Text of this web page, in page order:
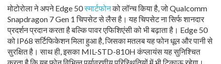
मोटोरोला ने अपने Edge 50स्मार्टफोनको लॉन्च किया है, जो Qualcomm
Snapdragon 7 Gen 1 चिपसेट से लैस है। यह चिपसेट ना सिर्फ शानदार
प्रदर्शन प्रदान करता है बल्कि पावर एफिशिएंसी को भी बढ़ाता है। Edge 50
को IP68 सर्टिफिकेशन मिला हुआ है, जिसका मतलब यह फोन धूल और पानी से
सुरक्षित है। साथ ही, इसका MIL-STD-810H कंप्लायंस यह सुनिश्चित